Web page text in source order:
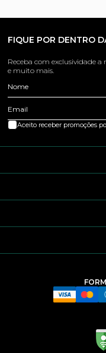
FIQUE POR DENTRO
Receba com exclusividade
e muito mais.
Nome
Email
Aceito receber promoções